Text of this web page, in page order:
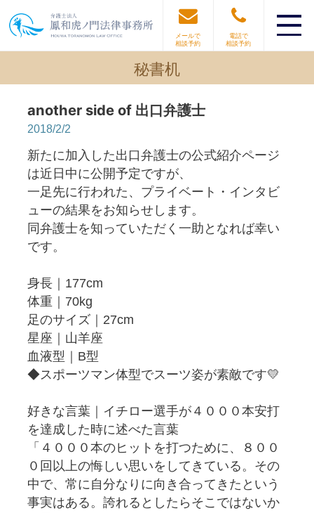
メールで
相談予約
電話で
相談予約
秘書机
another side of 出口弁護士
2018/2/2
新たに加入した出口弁護士の公式紹介ページ
は近日中に公開予定ですが、
一足先に行われた、プライベート・インタビ
ューの結果をお知らせします。
同弁護士を知っていただく一助となれば幸い
です。
身長｜177cm
体重｜70kg
足のサイズ｜27cm
星座｜山羊座
血液型｜B型
◆スポーツマン体型でスーツ姿が素敵です💛
好きな言葉｜イチロー選手が４０００本安打
を達成した時に述べた言葉
「４０００本のヒットを打つために、８００
０回以上の悔しい思いをしてきている。その
中で、常に自分なりに向き合ってきたという
事実はある。誇れるとしたらそこではないか